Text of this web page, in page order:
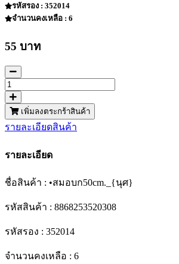
รหัสรอง : 352014
จำนวนคงเหลือ : 6
55 บาท
เพิ่มลงตระกร้าสินค้า
รายละเอียดสินค้า
รายละเอียด
ชื่อสินค้า : •สมอบก50cm._{นุศ}
รหัสสินค้า : 8868253520308
รหัสรอง : 352014
จำนวนคงเหลือ : 6